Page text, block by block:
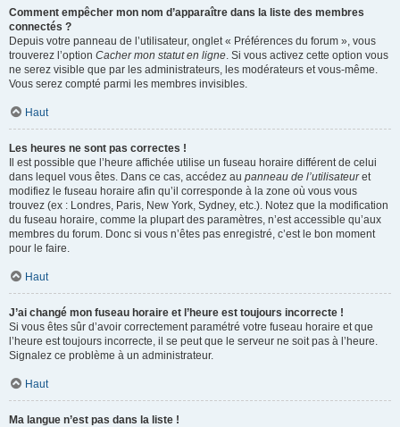
Comment empêcher mon nom d’apparaître dans la liste des membres
connectés ?
Depuis votre panneau de l’utilisateur, onglet « Préférences du forum », vous
trouverez l’option Cacher mon statut en ligne. Si vous activez cette option vous
ne serez visible que par les administrateurs, les modérateurs et vous-même.
Vous serez compté parmi les membres invisibles.
Haut
Les heures ne sont pas correctes !
Il est possible que l’heure affichée utilise un fuseau horaire différent de celui
dans lequel vous êtes. Dans ce cas, accédez au panneau de l’utilisateuret
modifiez le fuseau horaire afin qu’il corresponde à la zone où vous vous
trouvez (ex : Londres, Paris, New York, Sydney, etc.). Notez que la modification
du fuseau horaire, comme la plupart des paramètres, n’est accessible qu’aux
membres du forum. Donc si vous n’êtes pas enregistré, c’est le bon moment
pour le faire.
Haut
J’ai changé mon fuseau horaire et l’heure est toujours incorrecte !
Si vous êtes sûr d’avoir correctement paramétré votre fuseau horaire et que
l’heure est toujours incorrecte, il se peut que le serveur ne soit pas à l’heure.
Signalez ce problème à un administrateur.
Haut
Ma langue n’est pas dans la liste !